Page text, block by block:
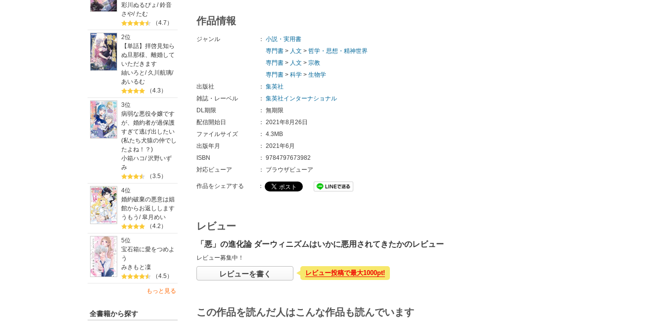
彩川ぬるぴょ /鈴音
さや/たむ
（4.7）
2位
【単話】拝啓見知ら
ぬ旦那様、離婚して
いただきます
紬いろと / 久川航璃/
あいるむ
（4.3）
3位
病弱な悪役令嬢です
が、婚約者が過保護
すぎて逃げ出したい
(私たち犬猿の仲でし
たよね！？)
小箱ハコ/沢野いず
み
（3.5）
4位
婚約破棄の悪意は娼
館からお返しします
うもう /皐月めい
（4.2）
5位
宝石箱に愛をつめよ
う
みきもと凜
（4.5）
もっと見る
全書籍から探す
作品情報
ジャンル ： 小説・実用書
専門書 > 人文 > 哲学・思想・精神世界
専門書 > 人文 > 宗教
専門書 > 科学 > 生物学
出版社
： 集英社
雑誌・レーベル
： 集英社インターナショナル
DL期限
： 無期限
配信開始日
： 2021年8月26日
ファイルサイズ
： 4.3MB
出版年月
： 2021年6月
ISBN
： 9784797673982
対応ビューア
： ブラウザビューア
作品をシェアする ：
レビュー
「悪」の進化論 ダーウィニズムはいかに悪用されてきたかのレビュー
レビュー募集中！
レビューを書く レビュー投稿で最大1000pt!
この作品を読んだ人はこんな作品も読んでいます